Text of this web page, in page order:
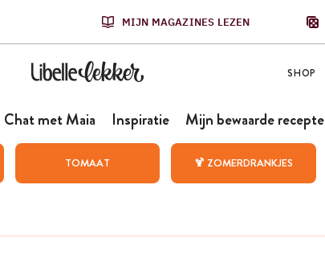
MIJN MAGAZINES LEZEN
SHOP
Chat met Maia Inspiratie Mijn bewaarde
TOMAAT 🍹 ZOMERDRANKJES